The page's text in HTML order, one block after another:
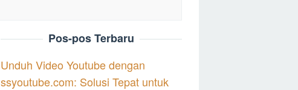
Pos-pos Terbaru
Unduh Video Youtube dengan
ssyoutube.com: Solusi Tepat untuk